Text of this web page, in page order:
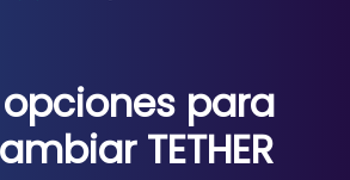
para
TETHER